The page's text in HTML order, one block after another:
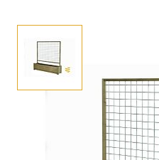
Op zoek naar een leuk
u. Bestel direct online in
diverse afmetingen.